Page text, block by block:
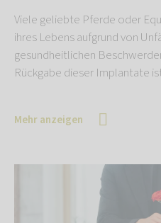
Viele geliebte Pferde oder
ihres Lebens aufgrund von
gesundheitlichen
Rückgabe dieser Implantate
Mehr anzeigen